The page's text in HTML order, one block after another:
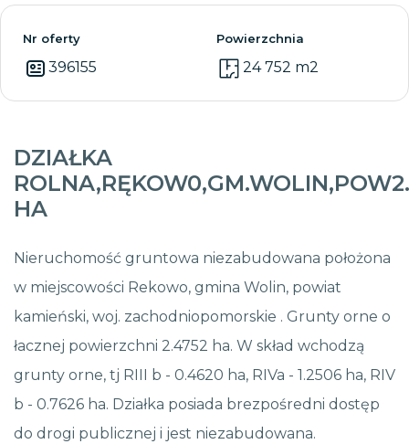
Nr oferty
396155
Powierzchnia
24 752 m2
DZIAŁKA
HA
Nieruchomość gruntowa niezabudowana położona
w miejscowości Rekowo, gmina Wolin, powiat
kamieński, woj. zachodniopomorskie . Grunty orne o
łacznej powierzchni 2.4752 ha. W skład wchodzą
grunty orne, tj RIII b - 0.4620 ha, RIVa - 1.2506 ha, RIV
b - 0.7626 ha. Działka posiada brezpośredni dostęp
do drogi publicznej i jest niezabudowana.